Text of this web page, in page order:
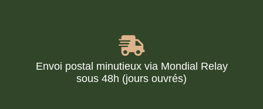
Envoi postal minutieux via Mondial Relay
sous 48h (jours ouvrés)